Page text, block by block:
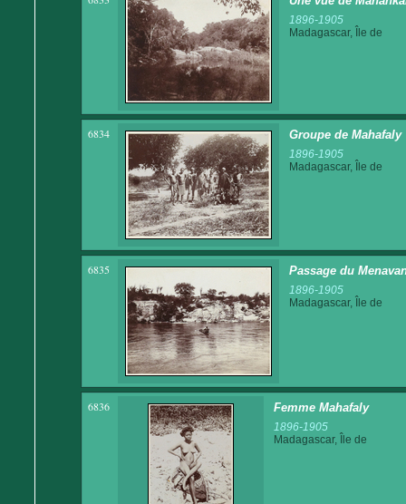
1896-1905
Madagascar, Île de
6834 Groupe de Mahafaly
1896-1905
Madagascar, Île de
6835 Passage du
1896-1905
Madagascar, Île de
6836 Femme Mahafaly
1896-1905
Madagascar, Île de